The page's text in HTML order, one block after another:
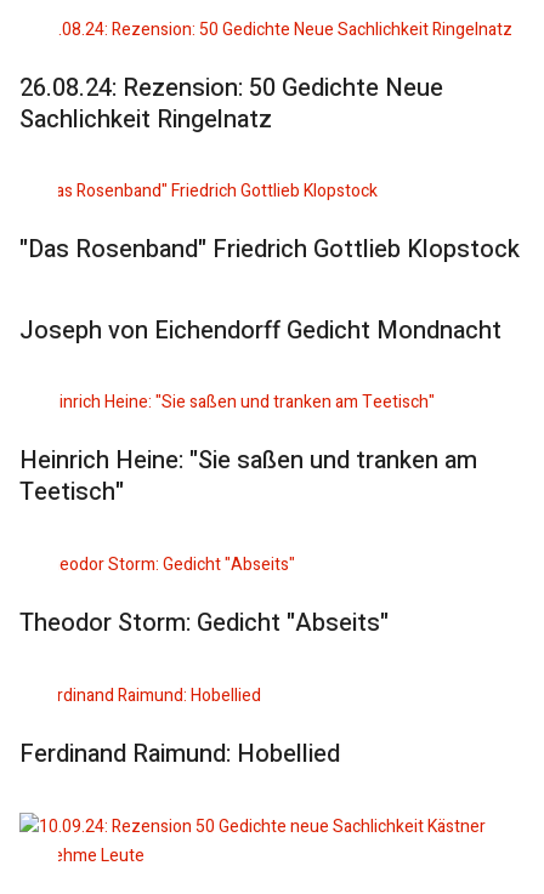
26.08.24: Rezension: 50 Gedichte Neue
Sachlichkeit Ringelnatz
"Das Rosenband" Friedrich Gottlieb Klopstock
Joseph von Eichendorff Gedicht Mondnacht
Heinrich Heine: "Sie saßen und tranken am
Teetisch"
Theodor Storm: Gedicht "Abseits"
Ferdinand Raimund: Hobellied